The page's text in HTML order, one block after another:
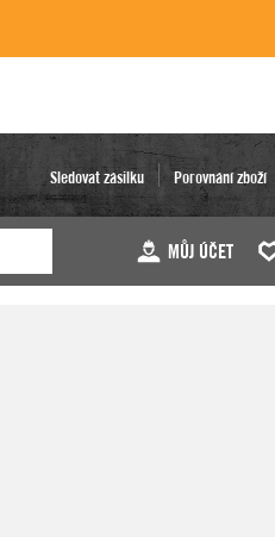
Sledovat zásilku Porovnání zboží
MŮJ ÚČET